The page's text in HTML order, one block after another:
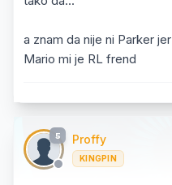
a znam da nije ni Parker
Mario mi je RL frend
5 Proffy
KINGPIN